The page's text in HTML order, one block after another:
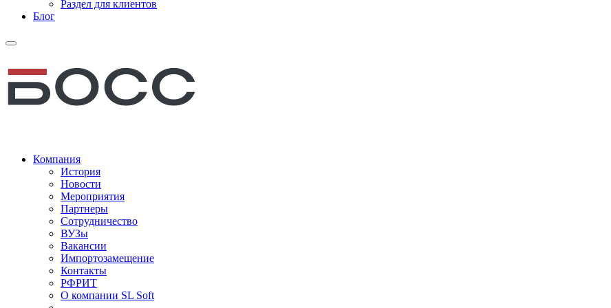
Раздел для клиентов
Блог
Компания
История
Новости
Мероприятия
Партнеры
Сотрудничество
ВУЗы
Вакансии
Импортозамещение
Контакты
РФРИТ
О компании SL Soft